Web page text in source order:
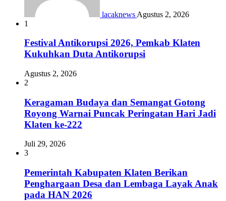
lacaknews Agustus 2, 2026
1
Festival Antikorupsi 2026, Pemkab Klaten
Kukuhkan Duta Antikorupsi
Agustus 2, 2026
2
Keragaman Budaya dan Semangat Gotong
Royong Warnai Puncak Peringatan Hari Jadi
Klaten ke-222
Juli 29, 2026
3
Pemerintah Kabupaten Klaten Berikan
Penghargaan Desa dan Lembaga Layak Anak
pada HAN 2026